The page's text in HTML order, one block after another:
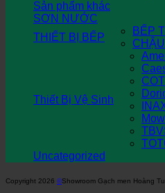
Sản phẩm khác
SƠN NƯỚC
THIẾT BỊ BẾP
BẾP
Thiết Bị Vệ Sinh
Uncategorized
Copyright 2026 ©Showroom Gạch men Hoàng